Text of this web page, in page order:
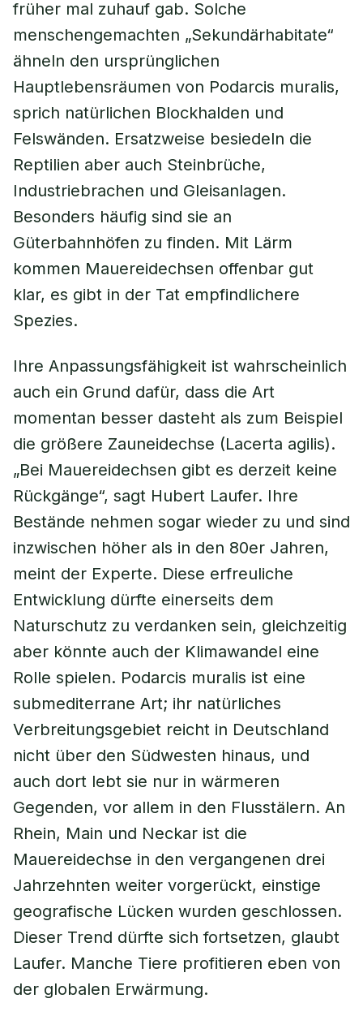
früher mal zuhauf gab. Solche
menschengemachten „Sekundärhabitate“
ähneln den ursprünglichen
Hauptlebensräumen von Podarcis muralis,
sprich natürlichen Blockhalden und
Felswänden. Ersatzweise besiedeln die
Reptilien aber auch Steinbrüche,
Industriebrachen und Gleisanlagen.
Besonders häufig sind sie an
Güterbahnhöfen zu finden. Mit Lärm
kommen Mauereidechsen offenbar gut
klar, es gibt in der Tat empfindlichere
Spezies.
Ihre Anpassungsfähigkeit ist wahrscheinlich
auch ein Grund dafür, dass die Art
momentan besser dasteht als zum Beispiel
die größere Zauneidechse (Lacerta agilis).
„Bei Mauereidechsen gibt es derzeit keine
Rückgänge“, sagt Hubert Laufer. Ihre
Bestände nehmen sogar wieder zu und sind
inzwischen höher als in den 80er Jahren,
meint der Experte. Diese erfreuliche
Entwicklung dürfte einerseits dem
Naturschutz zu verdanken sein, gleichzeitig
aber könnte auch der Klimawandel eine
Rolle spielen. Podarcis muralis ist eine
submediterrane Art; ihr natürliches
Verbreitungsgebiet reicht in Deutschland
nicht über den Südwesten hinaus, und
auch dort lebt sie nur in wärmeren
Gegenden, vor allem in den Flusstälern. An
Rhein, Main und Neckar ist die
Mauereidechse in den vergangenen drei
Jahrzehnten weiter vorgerückt, einstige
geografische Lücken wurden geschlossen.
Dieser Trend dürfte sich fortsetzen, glaubt
Laufer. Manche Tiere profitieren eben von
der globalen Erwärmung.